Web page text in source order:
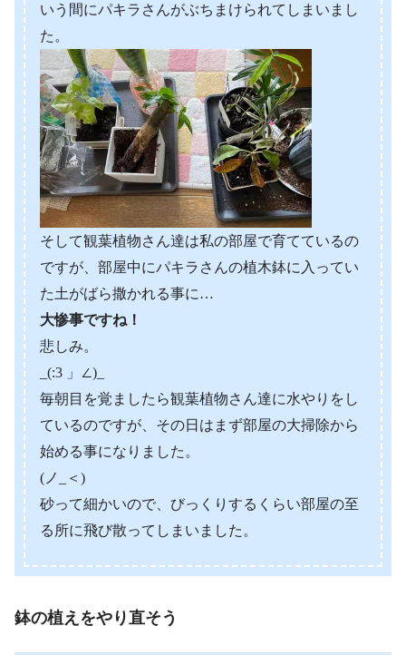
いう間にパキラさんがぶちまけられてしまいまし
た。
そして観葉植物さん達は私の部屋で育てているの
ですが、部屋中にパキラさんの植木鉢に入ってい
た土がばら撒かれる事に…
大惨事ですね！
悲しみ。
_(:3 」∠)_
毎朝目を覚ましたら観葉植物さん達に水やりをし
ているのですが、その日はまず部屋の大掃除から
始める事になりました。
(ノ_＜)
砂って細かいので、びっくりするくらい部屋の至
る所に飛び散ってしまいました。
鉢の植えをやり直そう